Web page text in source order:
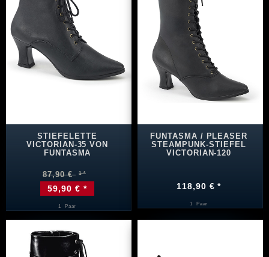
STIEFELETTE
VICTORIAN-35 VON
FUNTASMA
87,90 €
59,90 € *
1 Paar
FUNTASMA / PLEASER
STEAMPUNK-STIEFEL
VICTORIAN-120
118,90 € *
1 Paar